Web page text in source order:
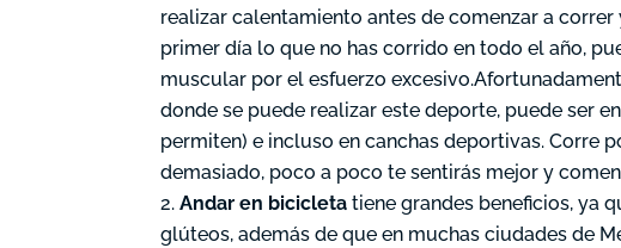
realizar calentamiento antes de comenzar a
primer día lo que no has corrido en todo el año,
muscular por el esfuerzo
donde se puede realizar este deporte, puede ser
permiten) e incluso en canchas deportivas. Corre
demasiado, poco a poco te sentirás mejor y
Andar en bicicleta tiene grandes beneficios, ya
glúteos, además de que en muchas ciudades de